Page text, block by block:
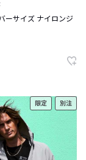
ーサイズ ナイロンジ
限定 別注